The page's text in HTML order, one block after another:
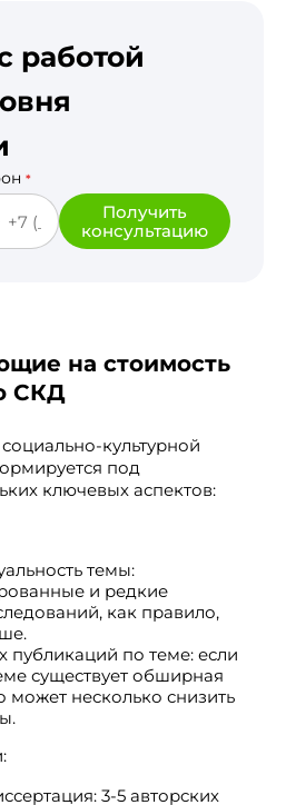
работой
*
Получить
консультацию
на стоимость
СКД
культурной
под
ключевых аспектов:
темы:
и редкие
как правило,
публикаций по теме: если
существует обширная
может несколько снизить
3-5 авторских